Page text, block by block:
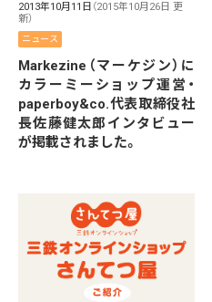
2013年10月11日 （2015年10月26日 更
新）
ニュース
Markezine（マーケジン）に
カラーミーショップ運営・
paperboy&co.代表取締役社
長佐藤健太郎インタビュー
が掲載されました。